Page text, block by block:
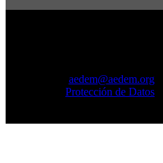
aedem@aedem.org//
Protección de Datos